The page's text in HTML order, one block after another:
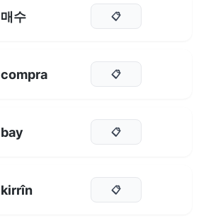
매수 📋
compra 📋
bay 📋
kirrîn 📋